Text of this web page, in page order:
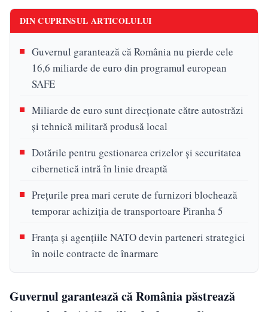
DIN CUPRINSUL ARTICOLULUI
Guvernul garantează că România nu pierde cele
16,6 miliarde de euro din programul european
SAFE
Miliarde de euro sunt direcționate către autostrăzi
și tehnică militară produsă local
Dotările pentru gestionarea crizelor și securitatea
cibernetică intră în linie dreaptă
Prețurile prea mari cerute de furnizori blochează
temporar achiziția de transportoare Piranha 5
Franța și agențiile NATO devin parteneri strategici
în noile contracte de înarmare
Guvernul garantează că România păstrează